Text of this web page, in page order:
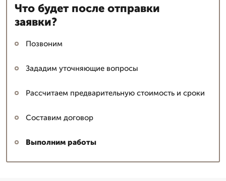
Что будет после отправки
заявки?
Позвоним
Зададим уточняющие вопросы
Рассчитаем предварительную стоимость и сроки
Составим договор
Выполним работы